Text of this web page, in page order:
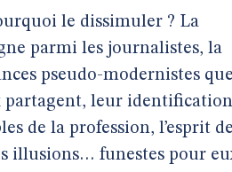
le dissimuler ? La
parmi les journalistes, la
pseudo-modernistes
partagent, leur
de la profession, l’esprit
illusions… funestes pour